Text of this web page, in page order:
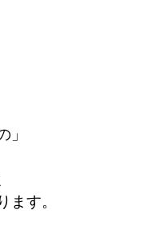
」
ます。